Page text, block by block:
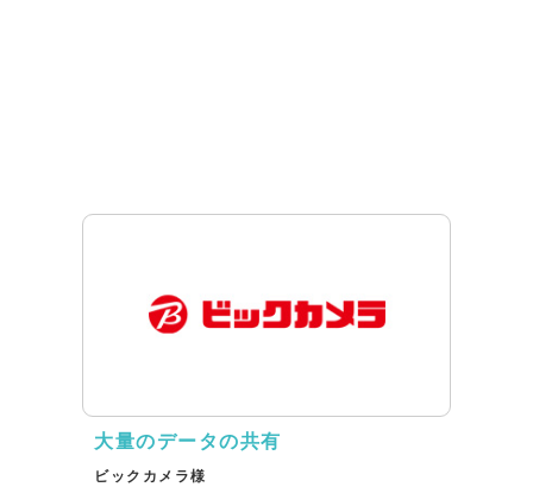
大量のデータの共有
ビックカメラ様